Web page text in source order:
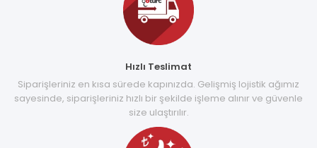
Hızlı Teslimat
Siparişleriniz en kısa sürede kapınızda. Gelişmiş lojistik ağımız
sayesinde, siparişleriniz hızlı bir şekilde işleme alınır ve güvenle
size ulaştırılır.